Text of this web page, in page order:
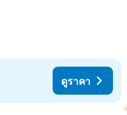
ดูราคา